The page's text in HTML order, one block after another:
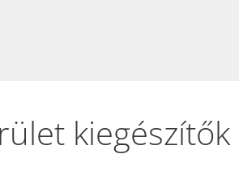
kiegészítők